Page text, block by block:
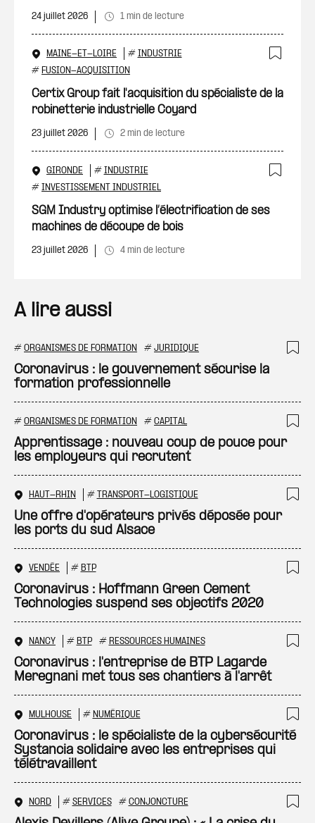
24 juillet 2026 1 min de lecture
MAINE-ET-LOIRE # INDUSTRIE
# FUSION-ACQUISITION
Certix Group fait l'acquisition du spécialiste de la
robinetterie industrielle Coyard
23 juillet 2026 2 min de lecture
GIRONDE # INDUSTRIE
# INVESTISSEMENT INDUSTRIEL
SGM Industry optimise l’électrification de ses
machines de découpe de bois
23 juillet 2026 4 min de lecture
A lire aussi
# ORGANISMES DE FORMATION # JURIDIQUE
Coronavirus : le gouvernement sécurise la
formation professionnelle
# ORGANISMES DE FORMATION # CAPITAL
Apprentissage : nouveau coup de pouce pour
les employeurs qui recrutent
HAUT-RHIN # TRANSPORT-LOGISTIQUE
Une offre d'opérateurs privés déposée pour
les ports du sud Alsace
VENDÉE # BTP
Coronavirus : Hoffmann Green Cement
Technologies suspend ses objectifs 2020
NANCY # BTP # RESSOURCES HUMAINES
Coronavirus : l'entreprise de BTP Lagarde
Meregnani met tous ses chantiers à l'arrêt
MULHOUSE # NUMÉRIQUE
Coronavirus : le spécialiste de la cybersécurité
Systancia solidaire avec les entreprises qui
télétravaillent
NORD # SERVICES # CONJONCTURE